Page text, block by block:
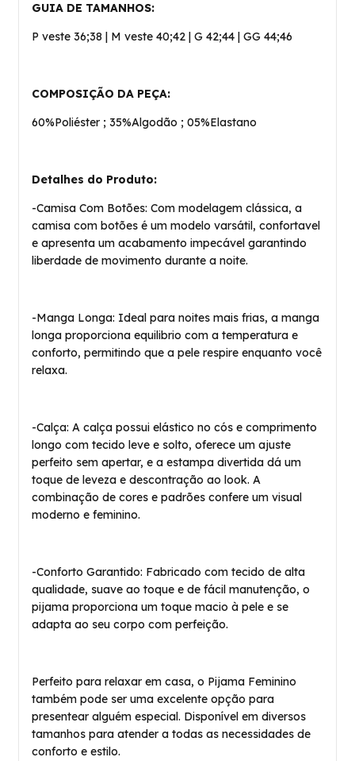
GUIA DE TAMANHOS:
P veste 36;38 | M veste 40;42 | G 42;44 | GG 44;46
COMPOSIÇÃO DA PEÇA:
60%Poliéster ; 35%Algodão ; 05%Elastano
Detalhes do Produto:
-Camisa Com Botões: Com modelagem clássica, a
camisa com botões é um modelo varsátil, confortavel
e apresenta um acabamento impecável garantindo
liberdade de movimento durante a noite.
-Manga Longa: Ideal para noites mais frias, a manga
longa proporciona equilibrio com a temperatura e
conforto, permitindo que a pele respire enquanto você
relaxa.
-Calça: A calça possui elástico no cós e comprimento
longo com tecido leve e solto, oferece um ajuste
perfeito sem apertar, e a estampa divertida dá um
toque de leveza e descontração ao look. A
combinação de cores e padrões confere um visual
moderno e feminino.
-Conforto Garantido: Fabricado com tecido de alta
qualidade, suave ao toque e de fácil manutenção, o
pijama proporciona um toque macio à pele e se
adapta ao seu corpo com perfeição.
Perfeito para relaxar em casa, o Pijama Feminino
também pode ser uma excelente opção para
presentear alguém especial. Disponível em diversos
tamanhos para atender a todas as necessidades de
conforto e estilo.